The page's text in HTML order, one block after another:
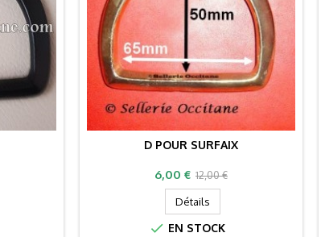
D POUR SURFAIX
Prix
6,00 € Prix
de
base
12,00 €
Détails
 EN STOCK